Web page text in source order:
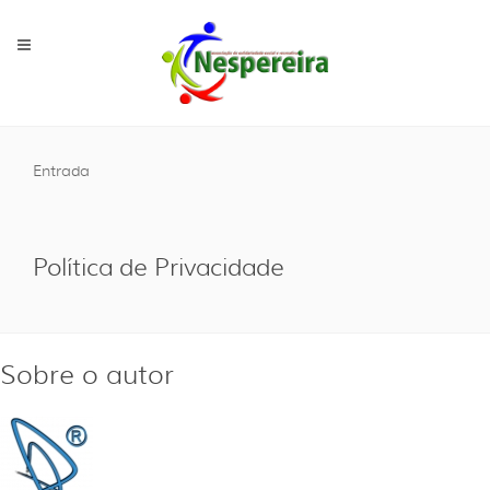
Entrada
Política de Privacidade
Sobre o autor